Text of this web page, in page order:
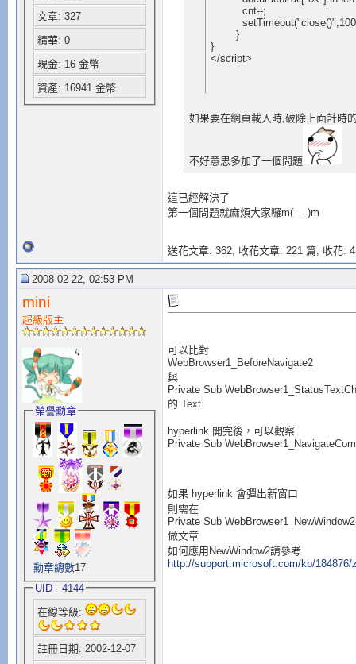
文章: 327
精華: 0
現金: 16 金幣
資產: 16941 金幣
}
</script>
如果要在網頁載入時,破除上面計時
不好意思多加了一個問題
這已經解決了
第一個問題就麻煩大家囉m(_ _)m
送花文章: 362, 收花文章: 221 篇, 收花:
2008-02-22, 02:53 PM
mini
超級版主
榮譽勳章
勳章總數17
UID - 4144
在線等級:
註冊日期: 2002-12-07
可以比對
WebBrowser1_BeforeNavigate2
與
Private Sub
的 Text
hyperlink 開完後，可以觀察
Private Sub
如果 hyperlink 會彈出新窗口
則需在
Private Sub
做文章
如何應用NewWindow2請參考
http://support.microsoft.com/kb/184876/